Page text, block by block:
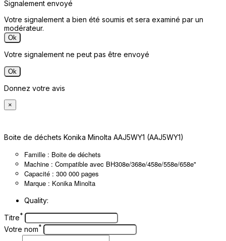
Signalement envoyé
Votre signalement a bien été soumis et sera examiné par un
modérateur.
Ok
Votre signalement ne peut pas être envoyé
Ok
Donnez votre avis
×
Boite de déchets Konika Minolta AAJ5WY1 (AAJ5WY1)
Famille : Boite de déchets
Machine : Compatible avec BH308e/368e/458e/558e/658e"
Capacité : 300 000 pages
Marque : Konika Minolta
Quality:
Titre*
Votre nom*